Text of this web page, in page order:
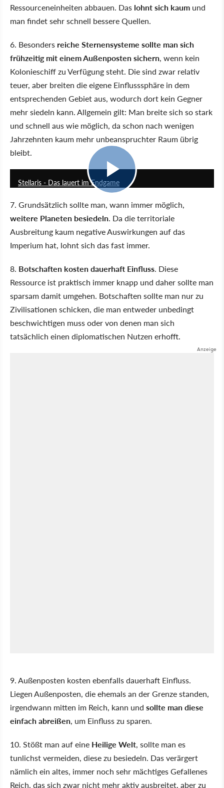
Ressourceneinheiten abbauen. Das lohnt sich kaum und
man findet sehr schnell bessere Quellen.
6. Besonders reiche Sternensysteme sollte man sich
frühzeitig mit einem Außenposten sichern, wenn kein
Kolonieschiff zu Verfügung steht. Die sind zwar relativ
teuer, aber breiten die eigene Einflusssphäre in dem
entsprechenden Gebiet aus, wodurch dort kein Gegner
mehr siedeln kann. Allgemein gilt: Man breite sich so stark
und schnell aus wie möglich, da schon nach wenigen
Jahrzehnten kaum mehr unbeanspruchter Raum übrig
bleibt.
Stellaris - Das lauert im Endgame
7. Grundsätzlich sollte man, wann immer möglich,
weitere Planeten besiedeln. Da die territoriale
Ausbreitung kaum negative Auswirkungen auf das
Imperium hat, lohnt sich das fast immer.
8. Botschaften kosten dauerhaft Einfluss. Diese
Ressource ist praktisch immer knapp und daher sollte man
sparsam damit umgehen. Botschaften sollte man nur zu
Zivilisationen schicken, die man entweder unbedingt
beschwichtigen muss oder von denen man sich
tatsächlich einen diplomatischen Nutzen erhofft.
9. Außenposten kosten ebenfalls dauerhaft Einfluss.
Liegen Außenposten, die ehemals an der Grenze standen,
irgendwann mitten im Reich, kann und sollte man diese
einfach abreißen, um Einfluss zu sparen.
10. Stößt man auf eine Heilige Welt, sollte man es
tunlichst vermeiden, diese zu besiedeln. Das verärgert
nämlich ein altes, immer noch sehr mächtiges Gefallenes
Reich, das sich zwar nicht mehr aktiv ausbreitet, aber zu